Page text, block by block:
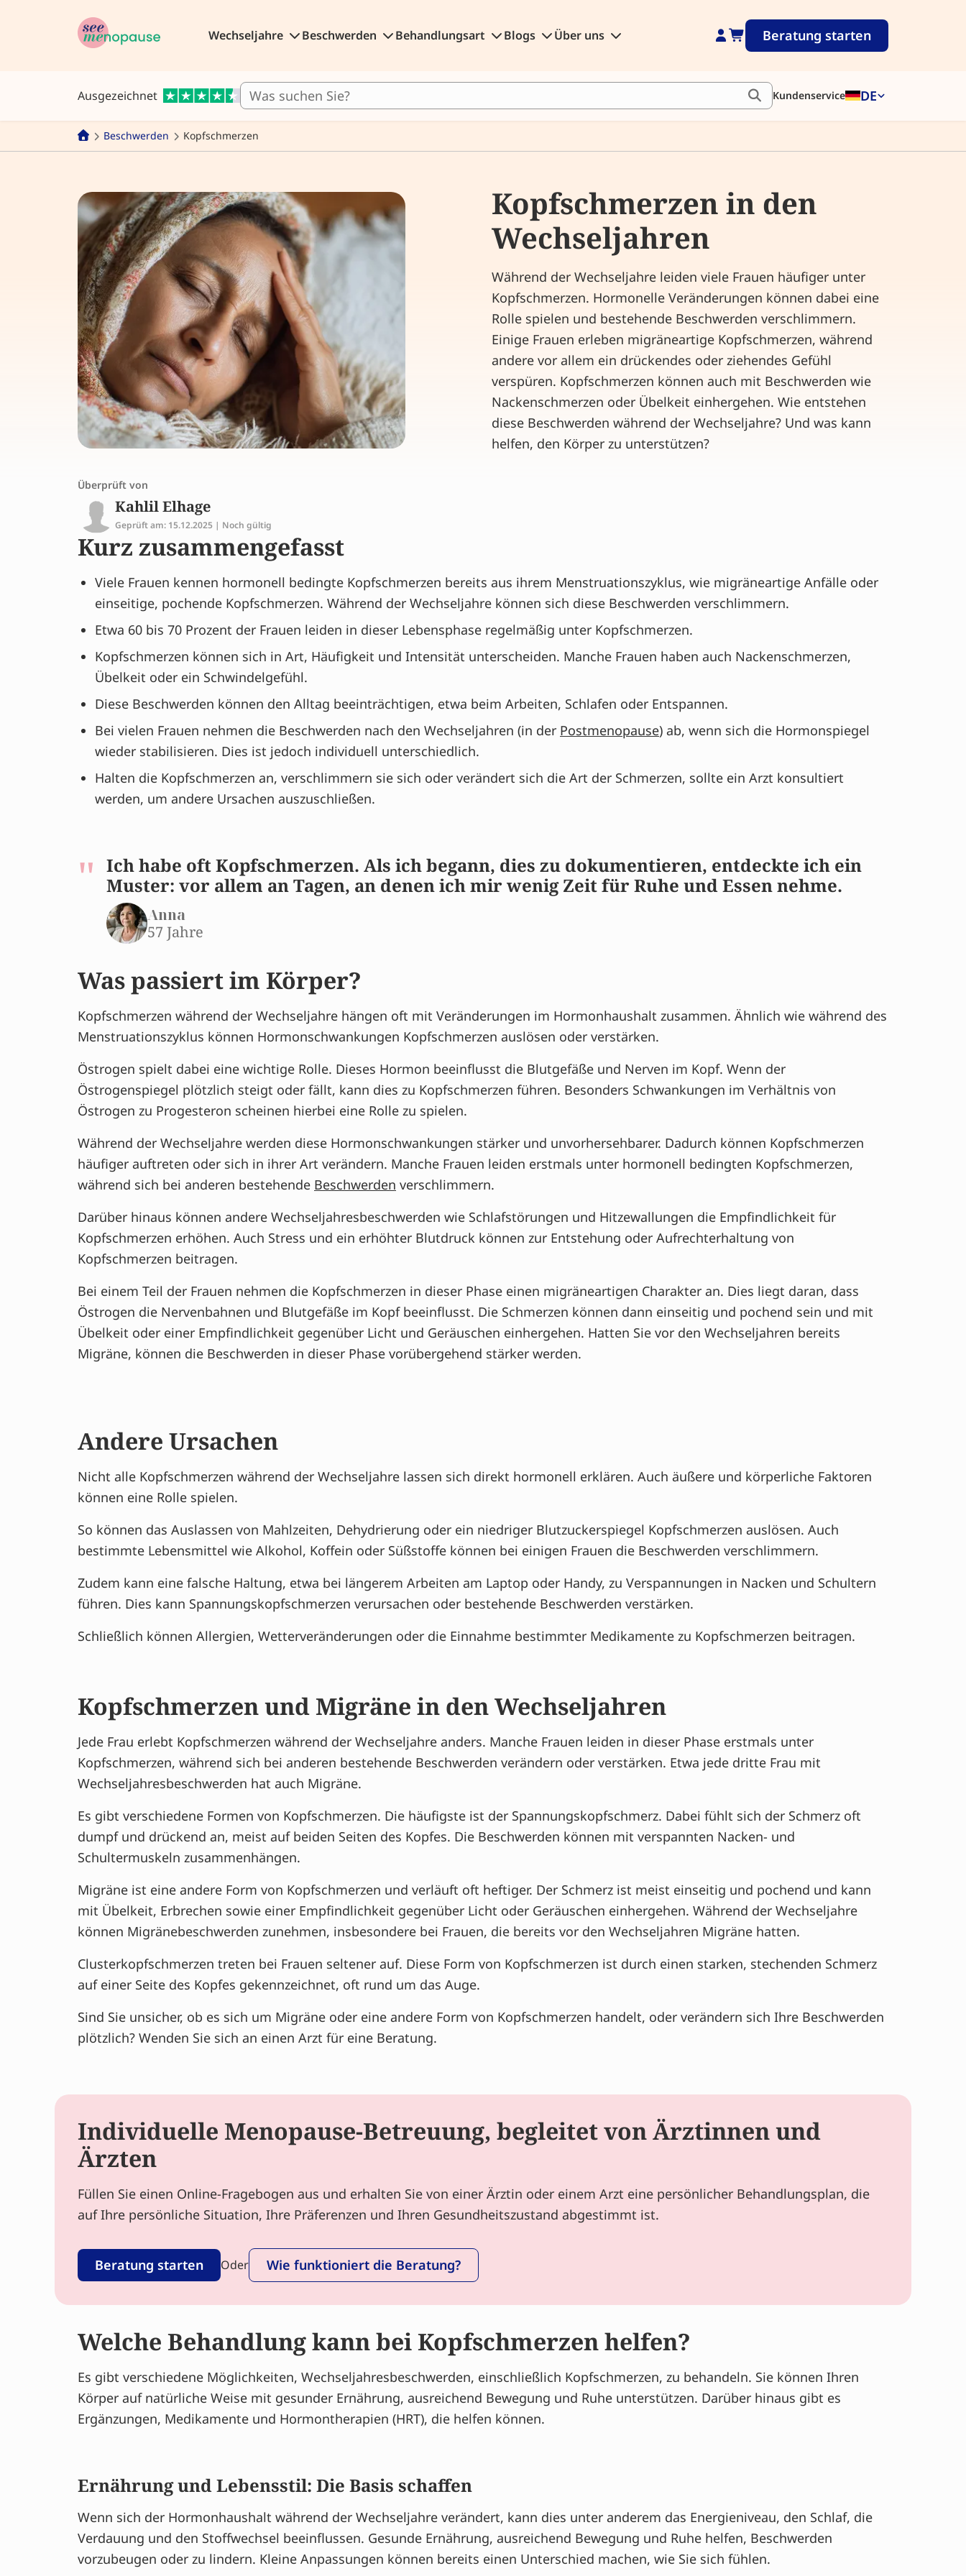
Wechseljahre Beschwerden Behandlungsart Blogs Über uns Beratung starten
Ausgezeichnet Kundenservice DE
Beschwerden Kopfschmerzen
Kopfschmerzen in den
Wechseljahren
Während der Wechseljahre leiden viele Frauen häufiger unter
Kopfschmerzen. Hormonelle Veränderungen können dabei eine
Rolle spielen und bestehende Beschwerden verschlimmern.
Einige Frauen erleben migräneartige Kopfschmerzen, während
andere vor allem ein drückendes oder ziehendes Gefühl
verspüren. Kopfschmerzen können auch mit Beschwerden wie
Nackenschmerzen oder Übelkeit einhergehen. Wie entstehen
diese Beschwerden während der Wechseljahre? Und was kann
helfen, den Körper zu unterstützen?
Überprüft von
Kahlil Elhage
Geprüft am: 15.12.2025 | Noch gültig
Kurz zusammengefasst
Viele Frauen kennen hormonell bedingte Kopfschmerzen bereits aus ihrem Menstruationszyklus, wie migräneartige Anfälle oder
einseitige, pochende Kopfschmerzen. Während der Wechseljahre können sich diese Beschwerden verschlimmern.
Etwa 60 bis 70 Prozent der Frauen leiden in dieser Lebensphase regelmäßig unter Kopfschmerzen.
Kopfschmerzen können sich in Art, Häufigkeit und Intensität unterscheiden. Manche Frauen haben auch Nackenschmerzen,
Übelkeit oder ein Schwindelgefühl.
Diese Beschwerden können den Alltag beeinträchtigen, etwa beim Arbeiten, Schlafen oder Entspannen.
Bei vielen Frauen nehmen die Beschwerden nach den Wechseljahren (in der Postmenopause) ab, wenn sich die Hormonspiegel
wieder stabilisieren. Dies ist jedoch individuell unterschiedlich.
Halten die Kopfschmerzen an, verschlimmern sie sich oder verändert sich die Art der Schmerzen, sollte ein Arzt konsultiert
werden, um andere Ursachen auszuschließen.
Ich habe oft Kopfschmerzen. Als ich begann, dies zu dokumentieren, entdeckte ich ein
Muster: vor allem an Tagen, an denen ich mir wenig Zeit für Ruhe und Essen nehme.
Anna
57 Jahre
Was passiert im Körper?
Kopfschmerzen während der Wechseljahre hängen oft mit Veränderungen im Hormonhaushalt zusammen. Ähnlich wie während des
Menstruationszyklus können Hormonschwankungen Kopfschmerzen auslösen oder verstärken.
Östrogen spielt dabei eine wichtige Rolle. Dieses Hormon beeinflusst die Blutgefäße und Nerven im Kopf. Wenn der
Östrogenspiegel plötzlich steigt oder fällt, kann dies zu Kopfschmerzen führen. Besonders Schwankungen im Verhältnis von
Östrogen zu Progesteron scheinen hierbei eine Rolle zu spielen.
Während der Wechseljahre werden diese Hormonschwankungen stärker und unvorhersehbarer. Dadurch können Kopfschmerzen
häufiger auftreten oder sich in ihrer Art verändern. Manche Frauen leiden erstmals unter hormonell bedingten Kopfschmerzen,
während sich bei anderen bestehende Beschwerden verschlimmern.
Darüber hinaus können andere Wechseljahresbeschwerden wie Schlafstörungen und Hitzewallungen die Empfindlichkeit für
Kopfschmerzen erhöhen. Auch Stress und ein erhöhter Blutdruck können zur Entstehung oder Aufrechterhaltung von
Kopfschmerzen beitragen.
Bei einem Teil der Frauen nehmen die Kopfschmerzen in dieser Phase einen migräneartigen Charakter an. Dies liegt daran, dass
Östrogen die Nervenbahnen und Blutgefäße im Kopf beeinflusst. Die Schmerzen können dann einseitig und pochend sein und mit
Übelkeit oder einer Empfindlichkeit gegenüber Licht und Geräuschen einhergehen. Hatten Sie vor den Wechseljahren bereits
Migräne, können die Beschwerden in dieser Phase vorübergehend stärker werden.
Andere Ursachen
Nicht alle Kopfschmerzen während der Wechseljahre lassen sich direkt hormonell erklären. Auch äußere und körperliche Faktoren
können eine Rolle spielen.
So können das Auslassen von Mahlzeiten, Dehydrierung oder ein niedriger Blutzuckerspiegel Kopfschmerzen auslösen. Auch
bestimmte Lebensmittel wie Alkohol, Koffein oder Süßstoffe können bei einigen Frauen die Beschwerden verschlimmern.
Zudem kann eine falsche Haltung, etwa bei längerem Arbeiten am Laptop oder Handy, zu Verspannungen in Nacken und Schultern
führen. Dies kann Spannungskopfschmerzen verursachen oder bestehende Beschwerden verstärken.
Schließlich können Allergien, Wetterveränderungen oder die Einnahme bestimmter Medikamente zu Kopfschmerzen beitragen.
Kopfschmerzen und Migräne in den Wechseljahren
Jede Frau erlebt Kopfschmerzen während der Wechseljahre anders. Manche Frauen leiden in dieser Phase erstmals unter
Kopfschmerzen, während sich bei anderen bestehende Beschwerden verändern oder verstärken. Etwa jede dritte Frau mit
Wechseljahresbeschwerden hat auch Migräne.
Es gibt verschiedene Formen von Kopfschmerzen. Die häufigste ist der Spannungskopfschmerz. Dabei fühlt sich der Schmerz oft
dumpf und drückend an, meist auf beiden Seiten des Kopfes. Die Beschwerden können mit verspannten Nacken- und
Schultermuskeln zusammenhängen.
Migräne ist eine andere Form von Kopfschmerzen und verläuft oft heftiger. Der Schmerz ist meist einseitig und pochend und kann
mit Übelkeit, Erbrechen sowie einer Empfindlichkeit gegenüber Licht oder Geräuschen einhergehen. Während der Wechseljahre
können Migränebeschwerden zunehmen, insbesondere bei Frauen, die bereits vor den Wechseljahren Migräne hatten.
Clusterkopfschmerzen treten bei Frauen seltener auf. Diese Form von Kopfschmerzen ist durch einen starken, stechenden Schmerz
auf einer Seite des Kopfes gekennzeichnet, oft rund um das Auge.
Sind Sie unsicher, ob es sich um Migräne oder eine andere Form von Kopfschmerzen handelt, oder verändern sich Ihre Beschwerden
plötzlich? Wenden Sie sich an einen Arzt für eine Beratung.
Individuelle Menopause-Betreuung, begleitet von Ärztinnen und
Ärzten
Füllen Sie einen Online-Fragebogen aus und erhalten Sie von einer Ärztin oder einem Arzt eine persönlicher Behandlungsplan, die
auf Ihre persönliche Situation, Ihre Präferenzen und Ihren Gesundheitszustand abgestimmt ist.
Beratung starten Oder Wie funktioniert die Beratung?
Welche Behandlung kann bei Kopfschmerzen helfen?
Es gibt verschiedene Möglichkeiten, Wechseljahresbeschwerden, einschließlich Kopfschmerzen, zu behandeln. Sie können Ihren
Körper auf natürliche Weise mit gesunder Ernährung, ausreichend Bewegung und Ruhe unterstützen. Darüber hinaus gibt es
Ergänzungen, Medikamente und Hormontherapien (HRT), die helfen können.
Ernährung und Lebensstil: Die Basis schaffen
Wenn sich der Hormonhaushalt während der Wechseljahre verändert, kann dies unter anderem das Energieniveau, den Schlaf, die
Verdauung und den Stoffwechsel beeinflussen. Gesunde Ernährung, ausreichend Bewegung und Ruhe helfen, Beschwerden
vorzubeugen oder zu lindern. Kleine Anpassungen können bereits einen Unterschied machen, wie Sie sich fühlen.